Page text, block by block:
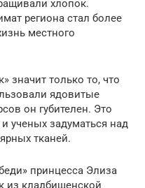
хлопок.
региона стал более
местного
значит только то, что
ядовитые
он губителен. Это
ученых задуматься над
тканей.
принцесса Элиза
из кладбищенской